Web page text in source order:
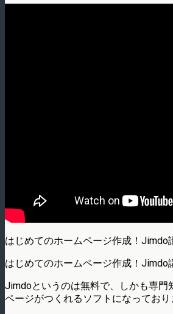
はじめてのホームページ作成！Jimdo
はじめてのホームページ作成！Jimdo
Jimdoというのは無料で、しかも専門
ページがつくれるソフトになっており